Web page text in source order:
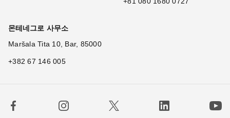
몬테네그로 사무소
Maršala Tita 10, Bar, 85000
+382 67 146 005